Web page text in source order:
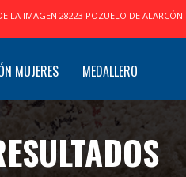
LA IMAGEN 28223 POZUELO DE ALARCÓN
MUJERES MEDALLERO